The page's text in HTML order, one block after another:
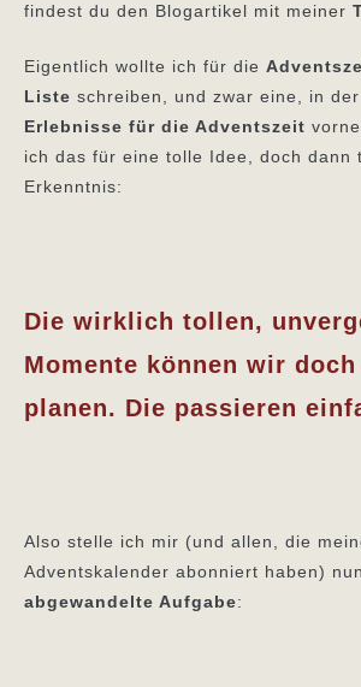
findest du den Blogartikel mit meiner
Eigentlich wollte ich für die
Liste schreiben, und zwar eine, in
Erlebnisse für die Adventszeit
ich das für eine tolle Idee, doch dann
Erkenntnis:
Die wirklich tollen,
Momente können wir
planen. Die passieren
Also stelle ich mir (und allen, die
Adventskalender abonniert haben)
abgewandelte Aufgabe: